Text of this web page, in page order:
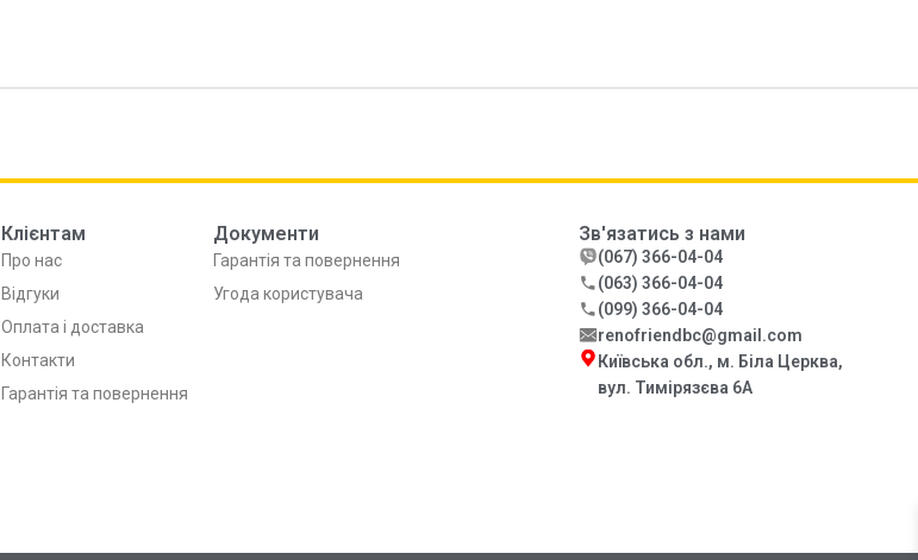
Клієнтам
Про нас
Відгуки
Оплата і доставка
Контакти
Гарантія та повернення
Документи
Гарантія та повернення
Угода користувача
Зв'язатись з нами
(067) 366-04-04
(063) 366-04-04
(099) 366-04-04
renofriendbc@gmail.com
Київська обл., м. Біла Церква,
вул. Тимірязєва 6А